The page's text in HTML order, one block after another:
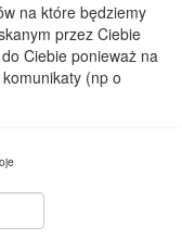
na które będziemy
przez Ciebie
Ciebie ponieważ na
(np o